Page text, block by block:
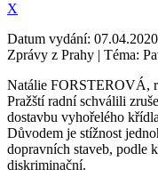
X
Datum vydání:
Zprávy z Prahy | Téma:
Natálie FORSTEROVÁ,
Pražští radní schválili
dostavbu vyhořelého
Důvodem je stížnost
dopravních staveb, podle
diskriminační.